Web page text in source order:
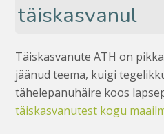
täiskasvanul
Täiskasvanute ATH on
jäänud teema, kuigi
tähelepanuhäire koos
täiskasvanutest kogu